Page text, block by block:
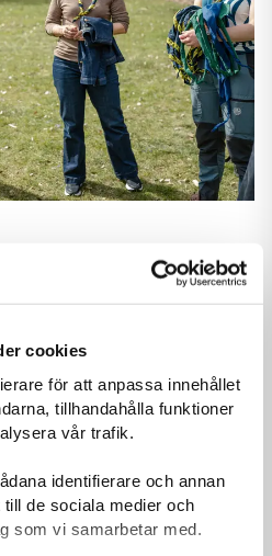
cookies
för att anpassa innehållet
tillhandahålla funktioner
vår trafik.
identifierare och annan
de sociala medier och
som vi samarbetar med.
riksdagspolitiker: Stärk
hur Scouterna bidrar med